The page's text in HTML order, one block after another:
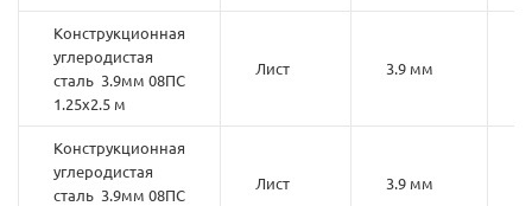
Конструкционная
углеродистая
сталь 3.9мм 08ПС
1.25х2.5 м
Лист 3.9 мм
Конструкционная
углеродистая
сталь 3.9мм 08ПС
Лист 3.9 мм